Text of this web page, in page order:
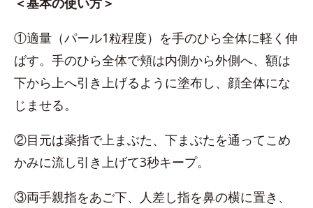
①適量（パール1粒程度）を手のひら全体に軽く伸
ばす。手のひら全体で頬は内側から外側へ、額は
下から上へ引き上げるように塗布し、顔全体にな
じませる。
②目元は薬指で上まぶた、下まぶたを通ってこめ
かみに流し引き上げて3秒キープ。
③両手親指をあご下、人差し指を鼻の横に置き、